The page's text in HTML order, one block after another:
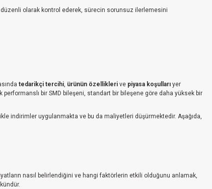
düzenli olarak kontrol ederek, sürecin sorunsuz ilerlemesini
tedarikçi tercihi, ürünün özellikleri ve piyasa koşulları yer
bir SMD bileşeni, standart bir bileşene göre daha yüksek bir
indirimler uygulanmakta ve bu da maliyetleri düşürmektedir. Aşağıda,
nasıl belirlendiğini ve hangi faktörlerin etkili olduğunu anlamak,